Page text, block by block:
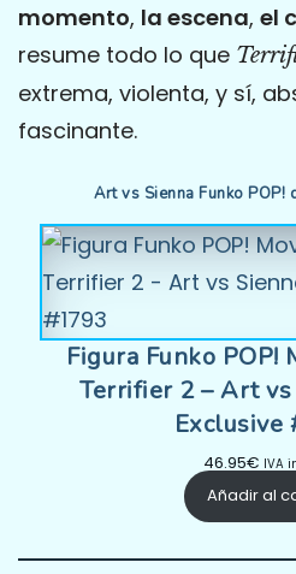
momento, la escena, el
resume todo lo que
extrema, violenta, y sí,
fascinante.
Art vs Sienna Funko
Figura Funko POP!
Terrifier 2 – Art
Exclusive
46.95€ IVA
Añadir al